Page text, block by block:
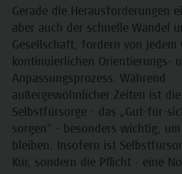
Gerade die Herausforderungen
aber auch der schnelle Wandel
Gesellschaft, fordern von jedem
kontinuierlichen Orientierungs-
Anpassungsprozess. Während
außergewöhnlicher Zeiten ist
Selbstfürsorge - das „Gut-für-
sorgen“ - besonders wichtig,
bleiben. Insofern ist
Kür, sondern die Pflicht - eine